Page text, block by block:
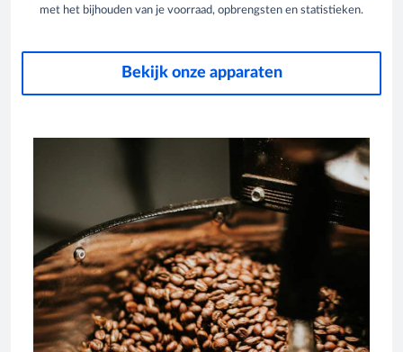
met het bijhouden van je voorraad, opbrengsten en statistieken.
Bekijk onze apparaten